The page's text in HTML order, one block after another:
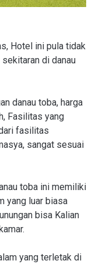
Hotel ini pula tidak
di danau
danau toba, harga
Fasilitas yang
fasilitas
sangat sesuai
toba ini memiliki
yang luar biasa
bisa Kalian
yang terletak di